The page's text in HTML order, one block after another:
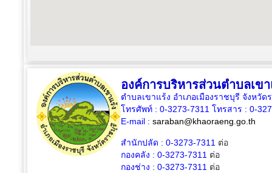
องค์การบริหารส่วนตำบลเข
ตำบลเขาแร้ง อำเภอเมืองราชบุรี จังหวัด
โทรศัพท์ : 0-3273-7311 โทรสาร : 0-
E-mail : saraban@khaoraeng.go.th
สำนักปลัด : 0-3273-7311 ต่อ
กองคลัง : 0-3273-7311 ต่อ
กองช่าง : 0-3273-7311 ต่อ